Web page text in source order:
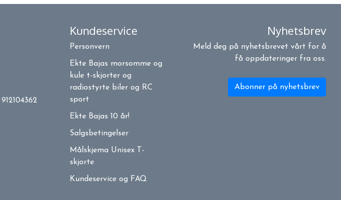
Kundeservice
Personvern
Ekte Bajas morsomme og
kule t-skjorter og
radiostyrte biler og RC
sport
Ekte Bajas 10 år!
Salgsbetingelser
Målskjema Unisex T-
skjorte
Kundeservice og FAQ
Nyhetsbrev
Meld deg på nyhetsbrevet vårt for å
få oppdateringer fra oss.
Abonner på nyhetsbrev